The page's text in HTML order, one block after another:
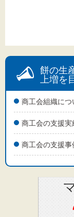
餅の生
上増を
商工会組織につ
商工会の支援実
商工会の支援事